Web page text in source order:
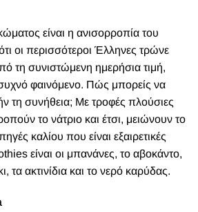
είναι η ανισορροπία του
οι περισσότεροι Έλληνες τρώνε
τη συνιστώμενη ημερήσια τιμή,
φαινόμενο. Πώς μπορείς να
τη συνήθεια; Με τροφές πλούσιες
το νάτριο και έτσι, μειώνουν το
καλίου που είναι εξαιρετικές
είναι οι μπανάνες, το αβοκάντο,
τα ακτινίδια και το νερό καρύδας.